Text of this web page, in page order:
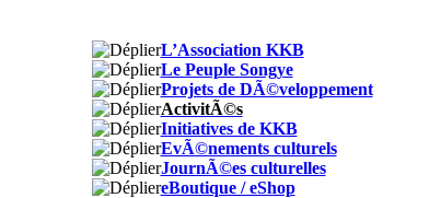
L’Association KKB
Le Peuple Songye
Projets de DÃ©veloppement
ActivitÃ©s
Initiatives de KKB
EvÃ©nements culturels
JournÃ©es culturelles
eBoutique / eShop